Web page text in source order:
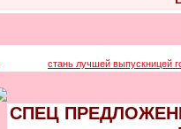
стань лучшей выпускницей
СПЕЦ